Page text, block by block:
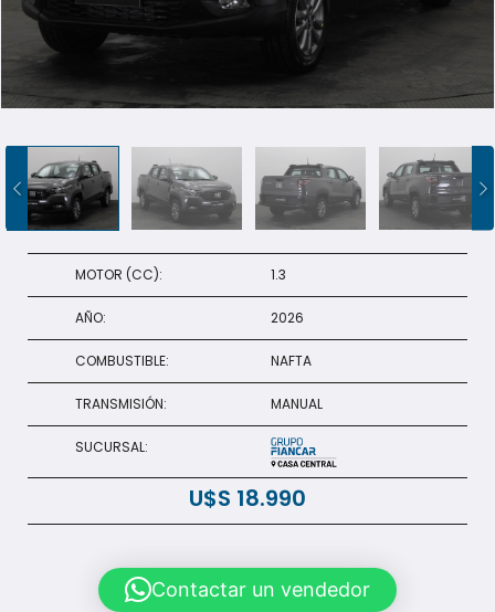
+598 91 372 694
MOTOR (CC): 1.3
AÑO: 2026
COMBUSTIBLE: NAFTA
TRANSMISIÓN: MANUAL
SUCURSAL:
U$S 18.990
Contactar un vendedor